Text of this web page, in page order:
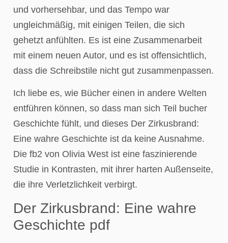
und vorhersehbar, und das Tempo war
ungleichmäßig, mit einigen Teilen, die sich
gehetzt anfühlten. Es ist eine Zusammenarbeit
mit einem neuen Autor, und es ist offensichtlich,
dass die Schreibstile nicht gut zusammenpassen.
Ich liebe es, wie Bücher einen in andere Welten
entführen können, so dass man sich Teil bucher
Geschichte fühlt, und dieses Der Zirkusbrand:
Eine wahre Geschichte ist da keine Ausnahme.
Die fb2 von Olivia West ist eine faszinierende
Studie in Kontrasten, mit ihrer harten Außenseite,
die ihre Verletzlichkeit verbirgt.
Der Zirkusbrand: Eine wahre
Geschichte pdf